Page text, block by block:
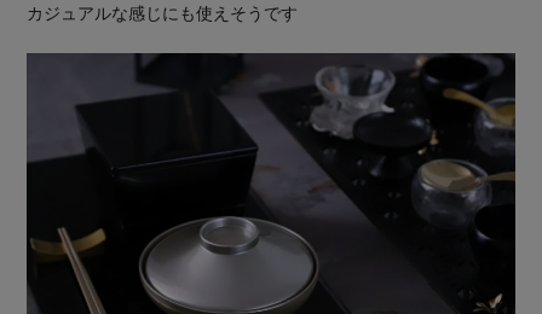
カジュアルな感じにも使えそうです